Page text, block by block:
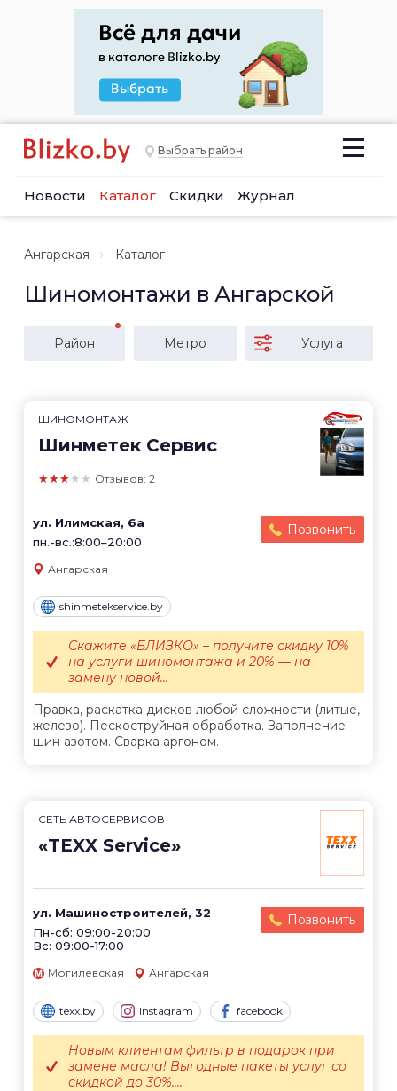
Выбрать район
Новости Каталог Скидки Журнал
Ангарская Каталог
Шиномонтажи в Ангарской
Район Метро Услуга
ШИНОМОНТАЖ
Шинметек Сервис
★★★★★ Отзывов: 2
ул. Илимская, 6а
пн.-вс.:8:00–20:00
Позвонить
Ангарская
shinmetekservice.by
Правка, раскатка дисков любой сложности (литые,
железо). Пескоструйная обработка. Заполнение
шин азотом. Сварка аргоном.
Скажите «БЛИЗКО» – получите скидку 10%
на услуги шиномонтажа и 20% — на
замену новой...
СЕТЬ АВТОСЕРВИСОВ
«TEXX Service»
ул. Машиностроителей, 32
Пн-сб: 09:00-20:00
Вс: 09:00-17:00
Позвонить
Могилевская Ангарская
texx.by Instagram facebook
Новым клиентам фильтр в подарок при
замене масла! Выгодные пакеты услуг со
скидкой до 30%....